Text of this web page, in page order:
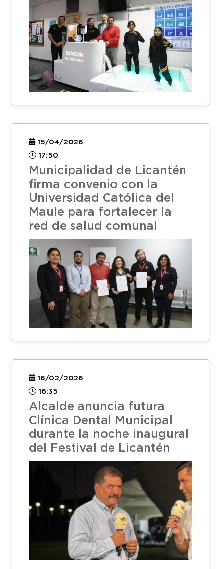
15/04/2026
17:50
Municipalidad de Licantén
firma convenio con la
Universidad Católica del
Maule para fortalecer la
red de salud comunal
16/02/2026
16:35
Alcalde anuncia futura
Clínica Dental Municipal
durante la noche inaugural
del Festival de Licantén